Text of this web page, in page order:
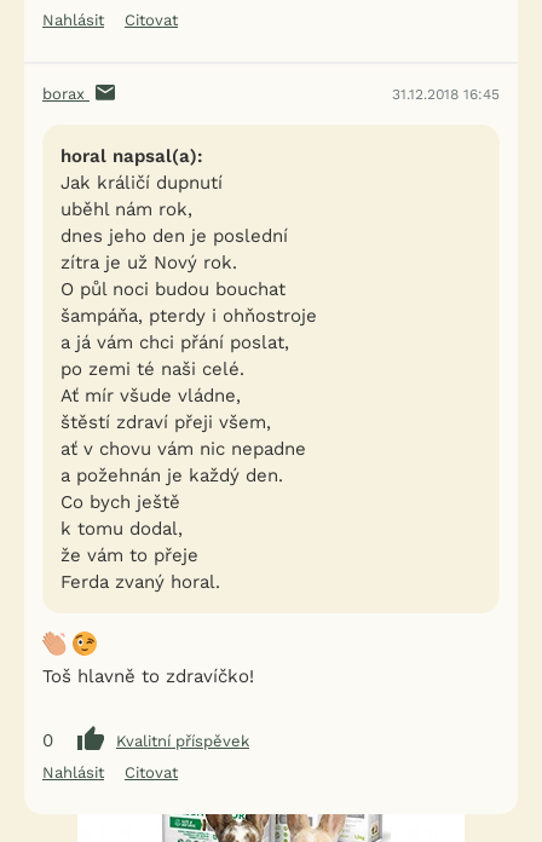
Nahlásit
Citovat
borax 31.12.2018 16:45
horal napsal(a):
Jak králičí dupnutí
uběhl nám rok,
dnes jeho den je poslední
zítra je už Nový rok.
O půl noci budou bouchat
šampáňa, pterdy i ohňostroje
a já vám chci přání poslat,
po zemi té naši celé.
Ať mír všude vládne,
štěstí zdraví přeji všem,
ať v chovu vám nic nepadne
a požehnán je každý den.
Co bych ještě
k tomu dodal,
že vám to přeje
Ferda zvaný horal.
Toš hlavně to zdravíčko!
0
Kvalitní příspěvek
Nahlásit
Citovat